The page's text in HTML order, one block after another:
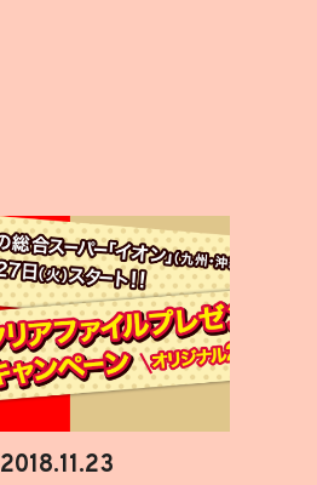
2018.11.23